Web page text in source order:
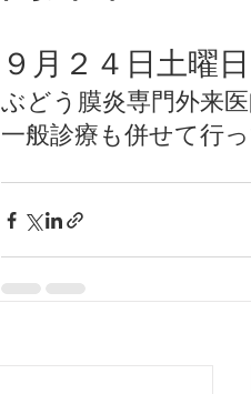
９月２４日土曜日
ぶどう膜炎専門外来
一般診療も併せて行